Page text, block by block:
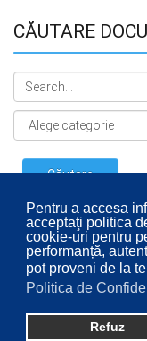
Pentru a accesa
acceptaţi politica
cookie-uri pentru
performanță,
pot proveni de la
Politica de
Refuz
CĂUTARE
© 2026 Consiliul
Direcţia